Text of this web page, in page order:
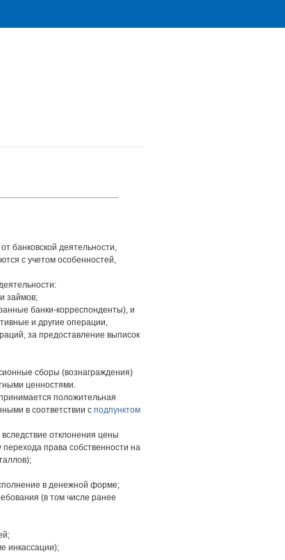
банковской деятельности,
с учетом особенностей,
займов;
банки-корреспонденты), и
и другие операции,
за предоставление выписок
сборы (вознаграждения)
ценностями.
положительная
в соответствии с подпунктом
отклонения цены
права собственности на
в денежной форме;
(в том числе ранее
инкассации);